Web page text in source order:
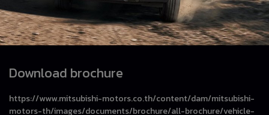
Download brochure
https://www.mitsubishi-motors.co.th/content/dam/mitsubishi-
motors-th/images/documents/brochure/all-brochure/vehicle-